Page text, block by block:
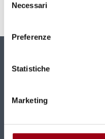
delNecessari
Preferenze
Statistiche
Marketing
Council of Europe